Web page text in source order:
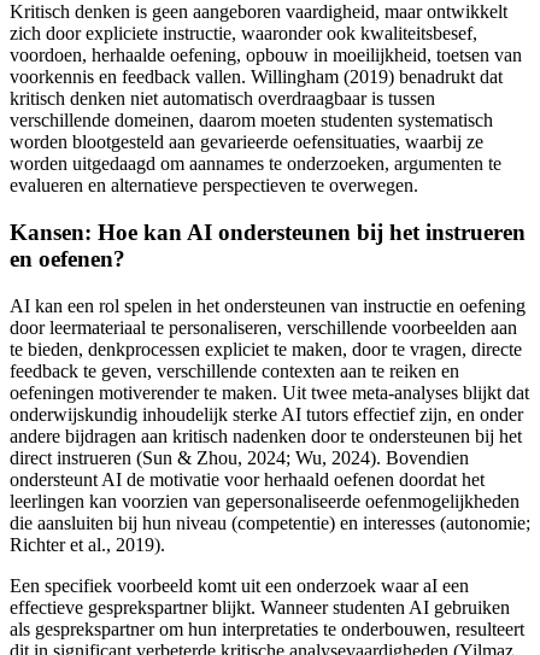
Kritisch denken is geen aangeboren vaardigheid, maar ontwikkelt
zich door expliciete instructie, waaronder ook kwaliteitsbesef,
voordoen, herhaalde oefening, opbouw in moeilijkheid, toetsen van
voorkennis en feedback vallen. Willingham (2019) benadrukt dat
kritisch denken niet automatisch overdraagbaar is tussen
verschillende domeinen, daarom moeten studenten systematisch
worden blootgesteld aan gevarieerde oefensituaties, waarbij ze
worden uitgedaagd om aannames te onderzoeken, argumenten te
evalueren en alternatieve perspectieven te overwegen.
Kansen: Hoe kan AI ondersteunen bij het instrueren
en oefenen?
AI kan een rol spelen in het ondersteunen van instructie en oefening
door leermateriaal te personaliseren, verschillende voorbeelden aan
te bieden, denkprocessen expliciet te maken, door te vragen, directe
feedback te geven, verschillende contexten aan te reiken en
oefeningen motiverender te maken. Uit twee meta-analyses blijkt dat
onderwijskundig inhoudelijk sterke AI tutors effectief zijn, en onder
andere bijdragen aan kritisch nadenken door te ondersteunen bij het
direct instrueren (Sun & Zhou, 2024; Wu, 2024). Bovendien
ondersteunt AI de motivatie voor herhaald oefenen doordat het
leerlingen kan voorzien van gepersonaliseerde oefenmogelijkheden
die aansluiten bij hun niveau (competentie) en interesses (autonomie;
Richter et al., 2019).
Een specifiek voorbeeld komt uit een onderzoek waar aI een
effectieve gesprekspartner blijkt. Wanneer studenten AI gebruiken
als gesprekspartner om hun interpretaties te onderbouwen, resulteert
dit in significant verbeterde kritische analysevaardigheden (Yilmaz